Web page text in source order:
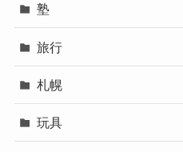
塾
旅行
札幌
玩具